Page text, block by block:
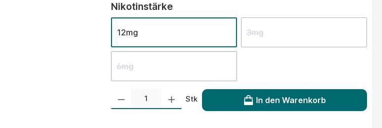
Nikotinstärke
12mg 3mg
6mg
Produkt Anzahl: Gib den gewünschten Wert ein oder benutze die Schaltflächen um die
Stk In den Warenkorb